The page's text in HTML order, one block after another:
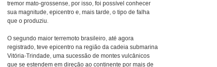
tremor mato-grossense, por isso, foi possível conhecer
sua magnitude, epicentro e, mais tarde, o tipo de falha
que o produziu.
O segundo maior terremoto brasileiro, até agora
registrado, teve epicentro na região da cadeia submarina
Vitória-Trindade, uma sucessão de montes vulcânicos
que se estendem em direção ao continente por mais de